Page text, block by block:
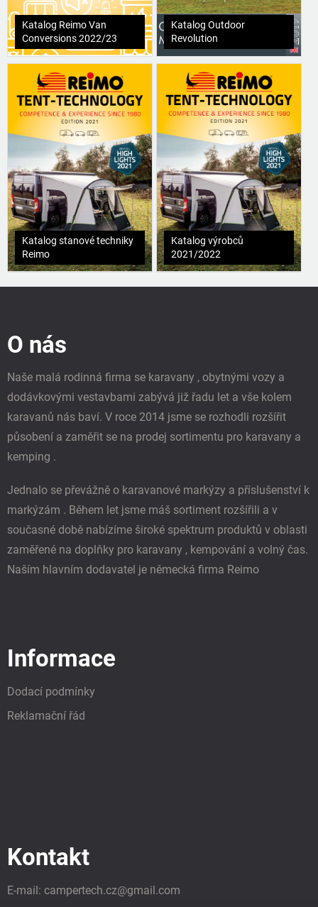
Katalog Reimo Van
Conversions 2022/23
Katalog Outdoor
Revolution
Katalog stanové techniky
Reimo
Katalog výrobců
2021/2022
O nás
Naše malá rodinná firma se karavany , obytnými vozy a
dodávkovými vestavbami zabývá již řadu let a vše kolem
karavanů nás baví. V roce 2014 jsme se rozhodli rozšířit
působení a zaměřit se na prodej sortimentu pro karavany a
kemping .
Jednalo se převážně o karavanové markýzy a příslušenství k
markýzám . Během let jsme máš sortiment rozšířili a v
současné době nabízíme široké spektrum produktů v oblasti
zaměřené na doplňky pro karavany , kempování a volný čas.
Naším hlavním dodavatel je německá firma Reimo
Informace
Dodací podmínky
Reklamační řád
Kontakt
E-mail: campertech.cz@gmail.com